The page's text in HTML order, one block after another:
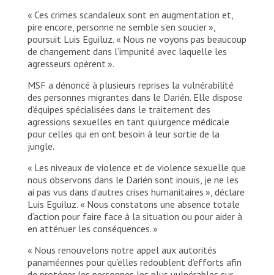
« Ces crimes scandaleux sont en augmentation et,
pire encore, personne ne semble s’en soucier »,
poursuit Luis Eguiluz. « Nous ne voyons pas beaucoup
de changement dans l’impunité avec laquelle les
agresseurs opèrent ».
MSF a dénoncé à plusieurs reprises la vulnérabilité
des personnes migrantes dans le Darién. Elle dispose
d’équipes spécialisées dans le traitement des
agressions sexuelles en tant qu’urgence médicale
pour celles qui en ont besoin à leur sortie de la
jungle.
« Les niveaux de violence et de violence sexuelle que
nous observons dans le Darién sont inouïs, je ne les
ai pas vus dans d’autres crises humanitaires », déclare
Luis Eguiluz. « Nous constatons une absence totale
d’action pour faire face à la situation ou pour aider à
en atténuer les conséquences. »
« Nous renouvelons notre appel aux autorités
panaméennes pour qu’elles redoublent d’efforts afin